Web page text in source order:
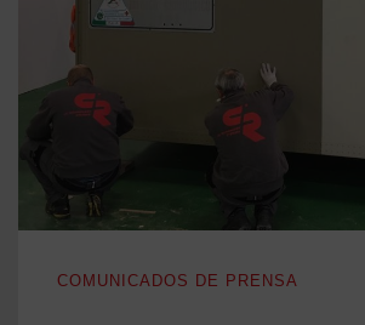
COMUNICADOS DE PRENSA